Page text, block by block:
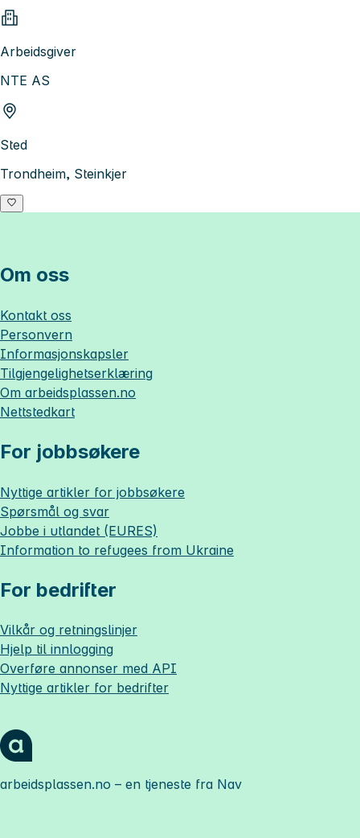
Arbeidsgiver
NTE AS
Sted
Trondheim, Steinkjer
Om oss
Kontakt oss
Personvern
Informasjonskapsler
Tilgjengelighetserklæring
Om arbeidsplassen.no
Nettstedkart
For jobbsøkere
Nyttige artikler for jobbsøkere
Spørsmål og svar
Jobbe i utlandet (EURES)
Information to refugees from Ukraine
For bedrifter
Vilkår og retningslinjer
Hjelp til innlogging
Overføre annonser med API
Nyttige artikler for bedrifter
arbeidsplassen.no – en tjeneste fra Nav